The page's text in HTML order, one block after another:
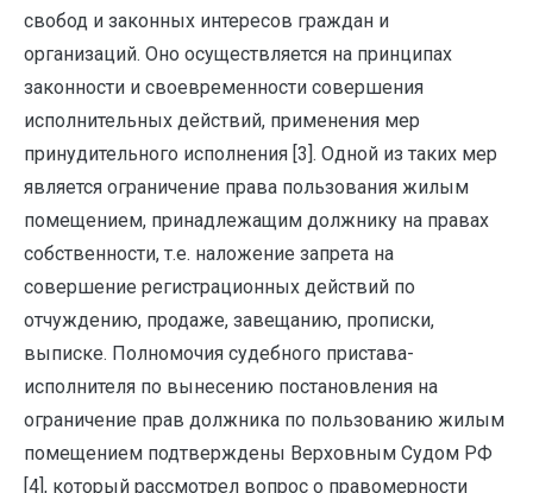
свобод и законных интересов граждан и
организаций. Оно осуществляется на принципах
законности и своевременности совершения
исполнительных действий, применения мер
принудительного исполнения [3]. Одной из таких мер
является ограничение права пользования жилым
помещением, принадлежащим должнику на правах
собственности, т.е. наложение запрета на
совершение регистрационных действий по
отчуждению, продаже, завещанию, прописки,
выписке. Полномочия судебного пристава-
исполнителя по вынесению постановления на
ограничение прав должника по пользованию жилым
помещением подтверждены Верховным Судом РФ
[4], который рассмотрел вопрос о правомерности